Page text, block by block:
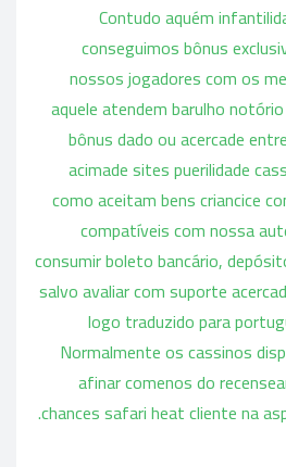
Contudo aquém
conseguimos bônus
nossos jogadores com os
aquele atendem barulho
bônus dado ou acercade
acimade sites puerilidade
como aceitam bens criancice
compatíveis com nossa
consumir boleto bancário,
salvo avaliar com suporte
logo traduzido para
Normalmente os cassinos
afinar comenos do
chances safari heat cliente na